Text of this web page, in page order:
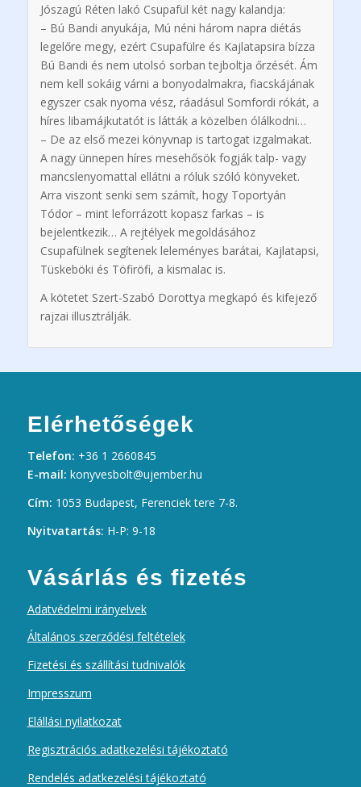
Jószagú Réten lakó Csupafül két nagy kalandja:
– Bú Bandi anyukája, Mú néni három napra diétás
legelőre megy, ezért Csupafülre és Kajlatapsira bízza
Bú Bandi és nem utolsó sorban tejboltja őrzését. Ám
nem kell sokáig várni a bonyodalmakra, fiacskájának
egyszer csak nyoma vész, ráadásul Somfordi rókát, a
híres libamájkutatót is látták a közelben ólálkodni…
– De az első mezei könyvnap is tartogat izgalmakat.
A nagy ünnepen híres mesehősök fogják talp- vagy
mancslenyomattal ellátni a róluk szóló könyveket.
Arra viszont senki sem számít, hogy Toportyán
Tódor – mint leforrázott kopasz farkas – is
bejelentkezik… A rejtélyek megoldásához
Csupafülnek segítenek leleményes barátai, Kajlatapsi,
Tüskeböki és Töfiröfi, a kismalac is.
A kötetet Szert-Szabó Dorottya megkapó és kifejező
rajzai illusztrálják.
Elérhetőségek
Telefon: +36 1 2660845
E-mail: konyvesbolt@ujember.hu
Cím: 1053 Budapest, Ferenciek tere 7-8.
Nyitvatartás: H-P: 9-18
Vásárlás és fizetés
Adatvédelmi irányelvek
Általános szerződési feltételek
Fizetési és szállítási tudnivalók
Impresszum
Elállási nyilatkozat
Regisztrációs adatkezelési tájékoztató
Rendelés adatkezelési tájékoztató